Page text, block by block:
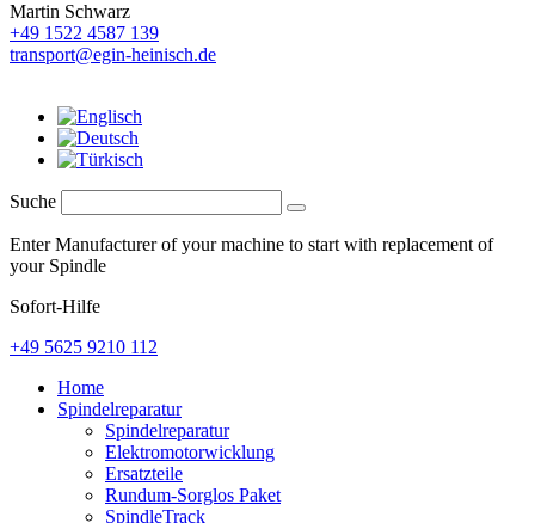
Martin Schwarz
+49 1522 4587 139
transport@egin-heinisch.de
Suche
Enter Manufacturer of your machine to start with replacement of
your Spindle
Sofort-Hilfe
+49 5625 9210 112
Home
Spindelreparatur
Spindelreparatur
Elektromotorwicklung
Ersatzteile
Rundum-Sorglos Paket
SpindleTrack